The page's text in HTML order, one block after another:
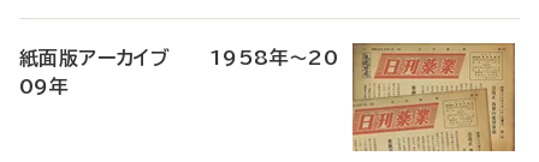
紙面版アーカイブ 1958年～20
09年